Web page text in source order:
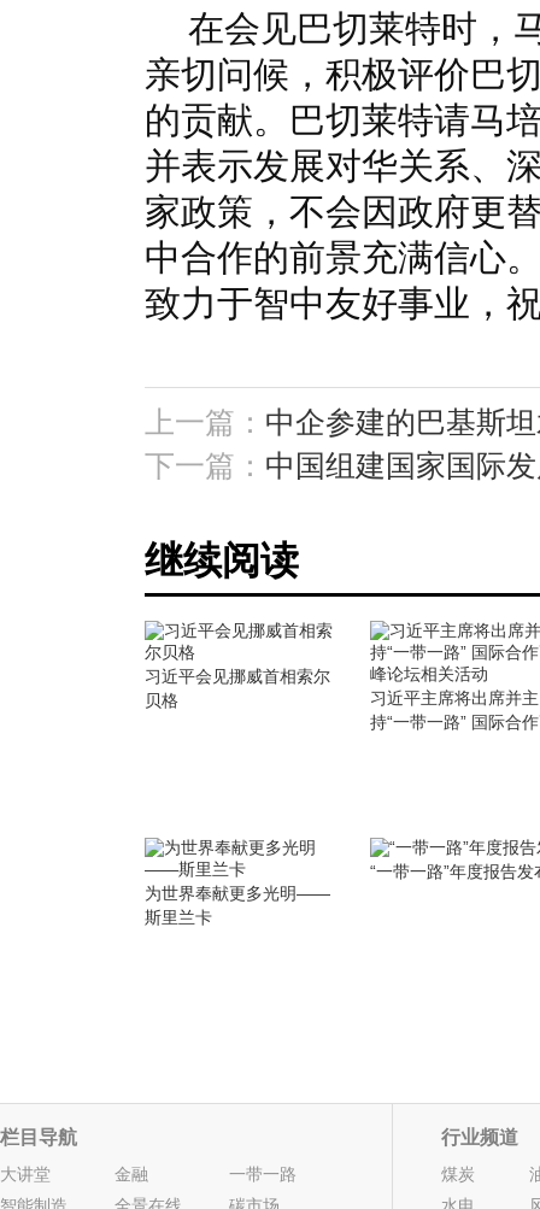
在会见巴切莱特时，
亲切问候，积极评价巴
的贡献。巴切莱特请马
并表示发展对华关系、
家政策，不会因政府更
中合作的前景充满信心
致力于智中友好事业，
上一篇： 中企参建的巴基斯
下一篇： 中国组建国家国际
继续阅读
习近平会见挪威首相索尔
贝格
习近平主席将出席并主
持“一带一路” 国际合
为世界奉献更多光明——
斯里兰卡
“一带一路”年度报告发
栏目导航
大讲堂 金融
一带一路
行业频道
煤炭